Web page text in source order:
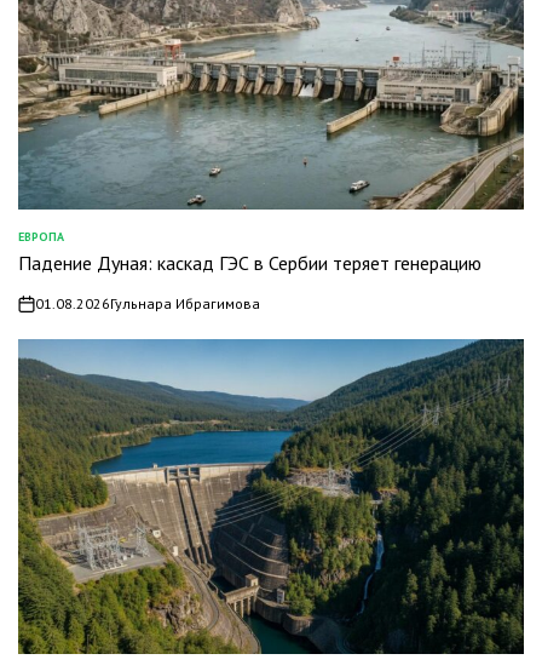
ОПУБЛИКОВАНО
В
ЕВРОПА
Падение Дуная: каскад ГЭС в Сербии теряет генерацию
on01.08.2026Гульнара Ибрагимова